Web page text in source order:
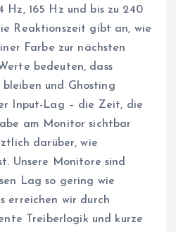
165 Hz und bis zu 240
Reaktionszeit gibt an, wie
Farbe zur nächsten
bedeuten, dass
und Ghosting
Input-Lag – die Zeit, die
am Monitor sichtbar
darüber, wie
Unsere Monitore sind
Lag so gering wie
erreichen wir durch
Treiberlogik und kurze